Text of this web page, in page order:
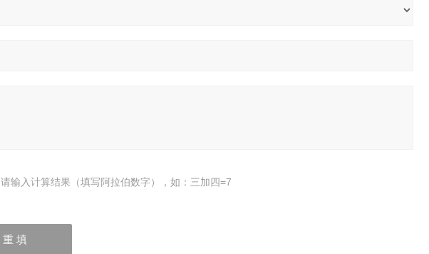
请输入计算结果（填写阿拉伯数字），如：三加四=7